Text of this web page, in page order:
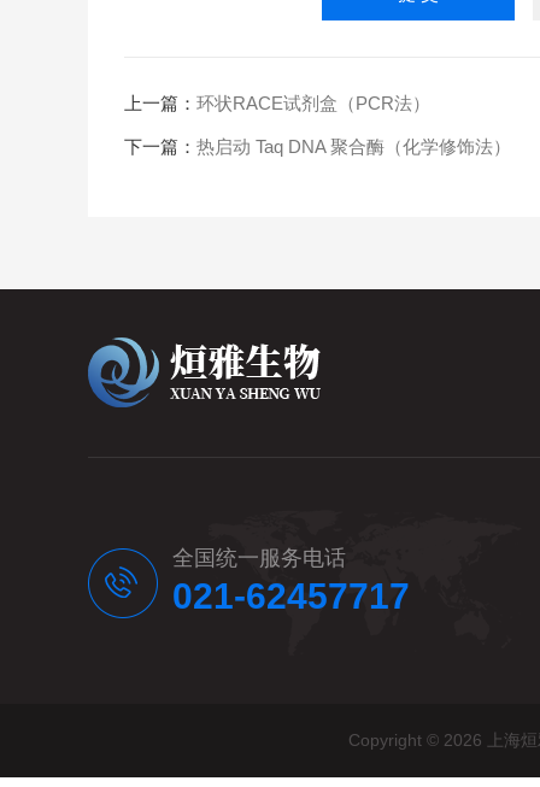
上一篇： 环状RACE试剂盒（PCR法）
下一篇： 热启动 Taq DNA 聚合酶（化学修饰法）
全国统一服务电话
021-62457717
Copyright © 2026 上海